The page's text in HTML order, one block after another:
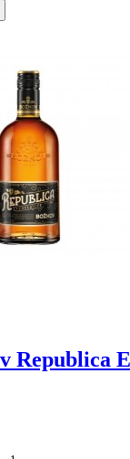
Republica